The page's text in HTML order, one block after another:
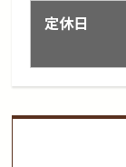
定休日